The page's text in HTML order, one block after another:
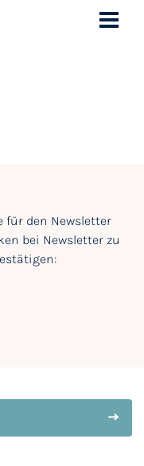
für den Newsletter
bei Newsletter zu